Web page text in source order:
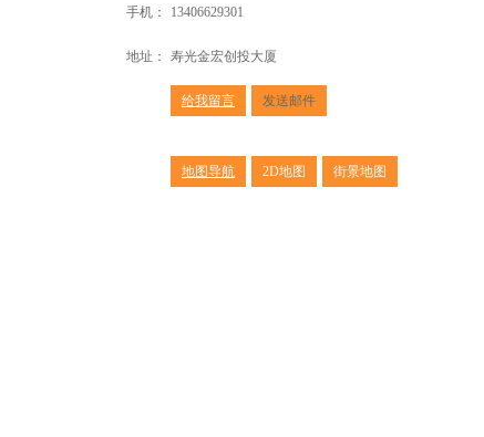
手机： 13406629301
地址： 寿光金宏创投大厦
给我留言 发送邮件
地图导航 2D地图 街景地图